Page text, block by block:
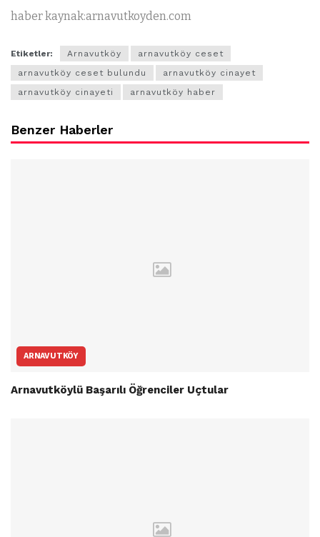
haber kaynak:arnavutkoyden.com
Etiketler: Arnavutköy
arnavutköy ceset
arnavutköy ceset bulundu
arnavutköy cinayet
arnavutköy cinayeti
arnavutköy haber
Benzer Haberler
ARNAVUTKÖY
Arnavutköylü Başarılı Öğrenciler Uçtular